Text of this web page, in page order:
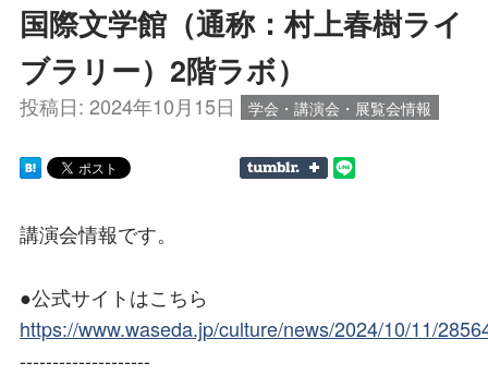
国際文学館（通称：村上春樹ライ
ブラリー）2階ラボ）
投稿日: 2024年10月15日 学会・講演会・展覧会情報
講演会情報です。
●公式サイトはこちら
https://www.waseda.jp/culture/news/2024/10/11/
--------------------